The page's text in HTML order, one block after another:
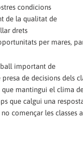
condicions
de la qualitat de
drets
per mares,
important de
de decisions dels
mantingui el clima
que calgui una
començar les classes